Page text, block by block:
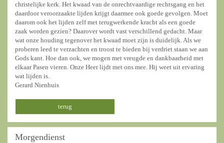
christelijke kerk. Het kwaad van de onrechtvaardige rechtsgang en het
daardoor veroorzaakte lijden krijgt daarmee ook goede gevolgen. Moet
daarom ook het lijden zelf met terugwerkende kracht als een goede
zaak worden gezien? Daarover wordt vast verschillend gedacht. Maar
wat onze houding tegenover het kwaad moet zijn is duidelijk. Als we
proberen leed te verzachten en troost te bieden bij verdriet staan we aan
Gods kant. Hoe dan ook, we mogen met vreugde en dankbaarheid met
elkaar Pasen vieren. Onze Heer lijdt met ons mee. Hij weet uit ervaring
wat lijden is.
Gerard Nienhuis
terug
Morgendienst